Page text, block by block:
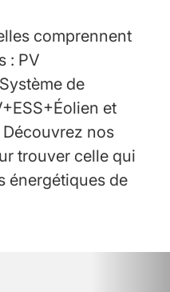
comprennent
: PV
de
et
Découvrez nos
trouver celle qui
énergétiques de